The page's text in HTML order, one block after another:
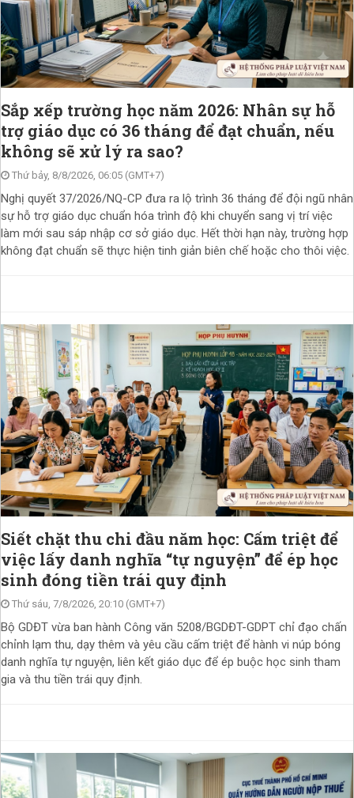
Sắp xếp trường học năm 2026: Nhân sự hỗ
trợ giáo dục có 36 tháng để đạt chuẩn, nếu
không sẽ xử lý ra sao?
Thứ bảy, 8/8/2026, 06:05 (GMT+7)
Nghị quyết 37/2026/NQ-CP đưa ra lộ trình 36 tháng để đội ngũ nhân
sự hỗ trợ giáo dục chuẩn hóa trình độ khi chuyển sang vị trí việc
làm mới sau sáp nhập cơ sở giáo dục. Hết thời hạn này, trường hợp
không đạt chuẩn sẽ thực hiện tinh giản biên chế hoặc cho thôi việc.
Siết chặt thu chi đầu năm học: Cấm triệt để
việc lấy danh nghĩa “tự nguyện” để ép học
sinh đóng tiền trái quy định
Thứ sáu, 7/8/2026, 20:10 (GMT+7)
Bộ GDĐT vừa ban hành Công văn 5208/BGDĐT-GDPT chỉ đạo chấn
chỉnh lạm thu, dạy thêm và yêu cầu cấm triệt để hành vi núp bóng
danh nghĩa tự nguyện, liên kết giáo dục để ép buộc học sinh tham
gia và thu tiền trái quy định.